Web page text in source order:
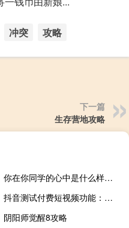
冲突 攻略
下一篇
生存营地攻略
你在你同学的心中是什么样的角色呢
抖音测试付费短视频功能：要求账户粉丝数不少于10万平台或将抽成30%
阴阳师觉醒8攻略